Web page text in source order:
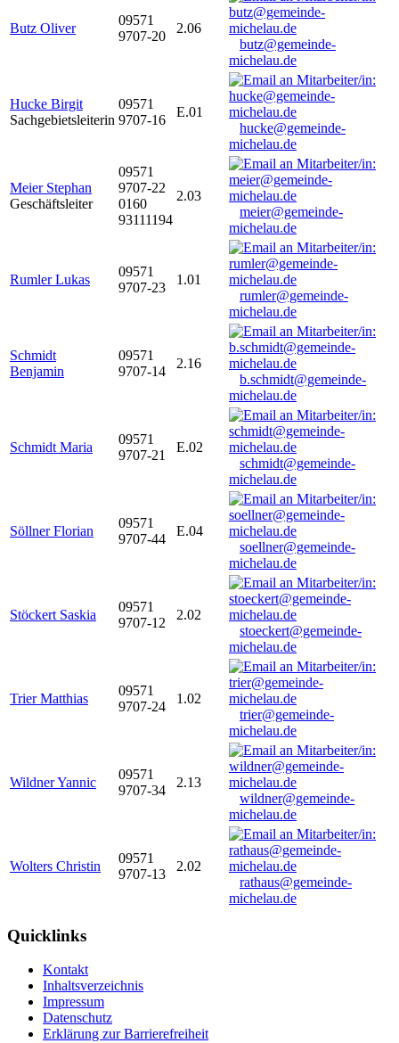
Butz Oliver
09571
9707-20
2.06
butz@gemeinde-
michelau.de
Hucke Birgit
Sachgebietsleiterin
09571
9707-16
E.01
hucke@gemeinde-
michelau.de
Meier Stephan
Geschäftsleiter
09571
9707-22
0160
93111194
2.03
meier@gemeinde-
michelau.de
Rumler Lukas
09571
9707-23
1.01
rumler@gemeinde-
michelau.de
Schmidt
Benjamin
09571
9707-14
2.16
b.schmidt@gemeinde-
michelau.de
Schmidt Maria
09571
9707-21
E.02
schmidt@gemeinde-
michelau.de
Söllner Florian
09571
9707-44
E.04
soellner@gemeinde-
michelau.de
Stöckert Saskia
09571
9707-12
2.02
stoeckert@gemeinde-
michelau.de
Trier Matthias
09571
9707-24
1.02
trier@gemeinde-
michelau.de
Wildner Yannic
09571
9707-34
2.13
wildner@gemeinde-
michelau.de
Wolters Christin
09571
9707-13
2.02
rathaus@gemeinde-
michelau.de
Quicklinks
Kontakt
Inhaltsverzeichnis
Impressum
Datenschutz
Erklärung zur Barrierefreiheit